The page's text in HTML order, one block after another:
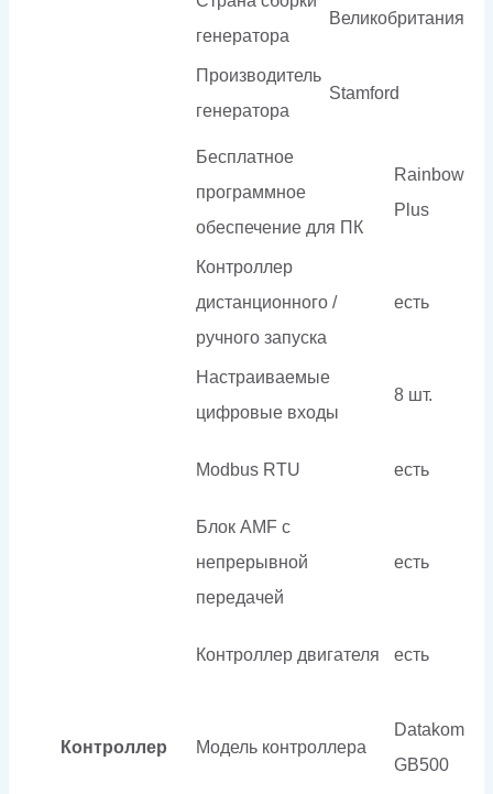
генератора
Великобритания
Производитель
генератора
Stamford
Контроллер
Бесплатное
программное
обеспечение для ПК
Rainbow
Plus
Контроллер
дистанционного /
ручного запуска
есть
Настраиваемые
цифровые входы
8 шт.
Modbus RTU есть
Блок AMF с
непрерывной
передачей
есть
Контроллер двигателя есть
Модель контроллера
Datakom
GB500